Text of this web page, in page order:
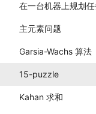
在一台机器上规划任
主元素问题
Garsia-Wachs 算法
15-puzzle
Kahan 求和